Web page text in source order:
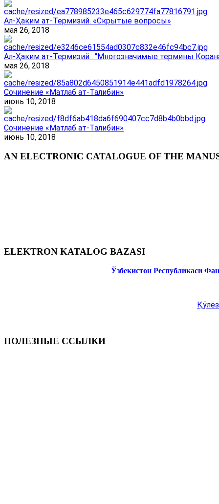
Ал-Ҳаким ат-Термизий. «Скрытые вопросы»
мая 26, 2018
Ал-Ҳаким ат-Термизий . “Многозначимые термины
мая 26, 2018
Сочинение «Матлаб ат-Талибин»
июнь 10, 2018
Сочинение «Матлаб ат-Талибин»
июнь 10, 2018
AN ELECTRONIC CATALOGUE OF THE
ELEKTRON KATALOG BAZASI
Ўзбекистон Республикаси
ПОЛЕЗНЫЕ ССЫЛКИ